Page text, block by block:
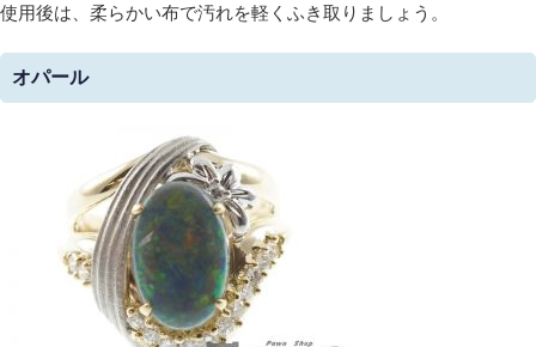
使用後は、柔らかい布で汚れを軽くふき取りましょう。
オパール